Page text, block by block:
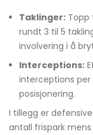
Taklinger: Topp
rundt 3 til 5
involvering i å
Interceptions:
interceptions per
posisjonering.
I tillegg er
antall frispark